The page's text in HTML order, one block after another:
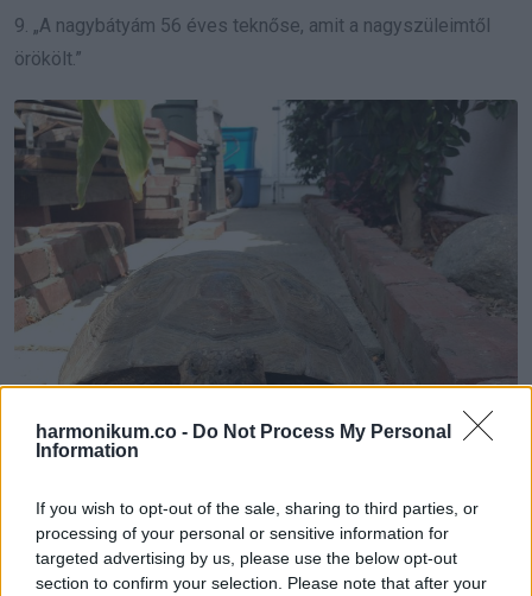
harmonikum.co - Do Not Process My Personal
Information
If you wish to opt-out of the sale, sharing to third parties, or
processing of your personal or sensitive information for
targeted advertising by us, please use the below opt-out
section to confirm your selection. Please note that after your
9. „A nagybátyám 56 éves teknőse, amit a nagyszüleimtől
örökölt.”